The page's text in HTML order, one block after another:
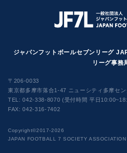
ジャパンフットボールセブンリーグ
リーグ事務
〒206-0033
東京都多摩市落合1-47 ニューシティ多摩セ
TEL:042-338-8070 (受付時間 平日
FAX: 042-316-7402
​Copyright©2017-2026
JAPAN FOOTBALL 7 SOCIETY